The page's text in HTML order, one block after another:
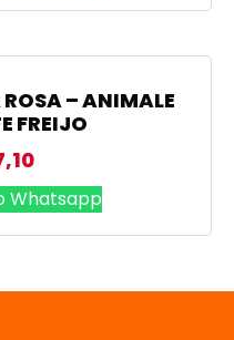
– ANIMALE
FREIJO
Whatsapp